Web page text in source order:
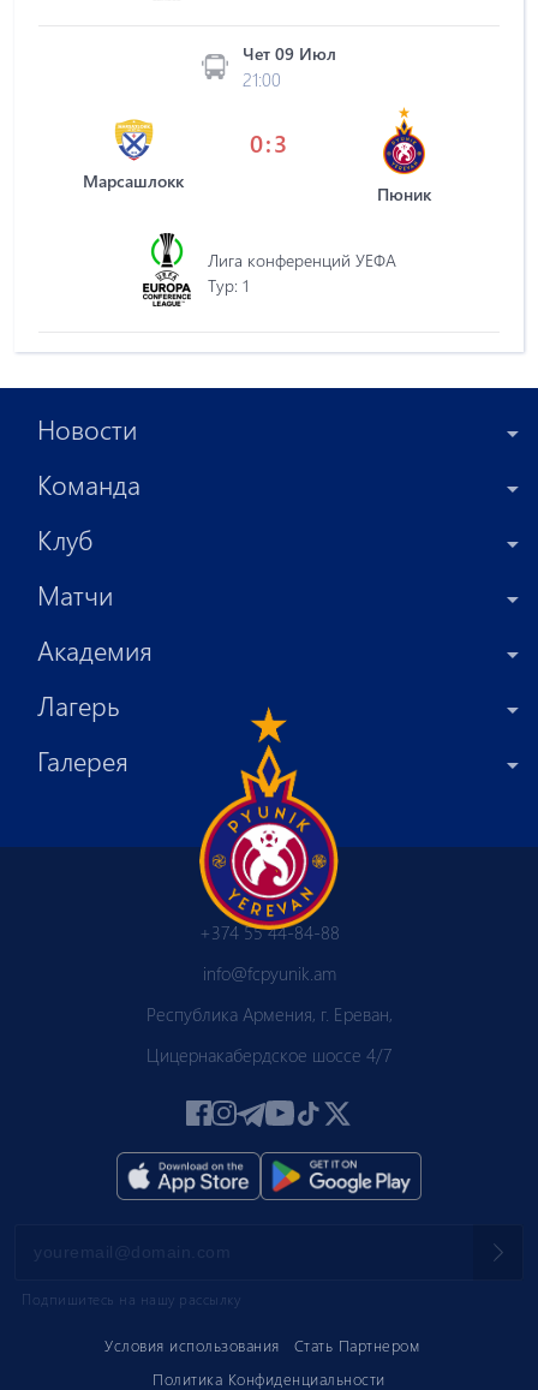
Чет 09 Июл
21:00
Марсашлокк
0:3
Пюник
Лига конференций УЕФА
Tур: 1
Новости
Команда
Клуб
Матчи
Академия
Лагерь
Галерея
Условия использования
Стать Партнером
Политика Конфиденциальности
+374 55 44-84-88
info@fcpyunik.am
Республика Армения, г. Ереван,
Цицернакабердское шоссе 4/7
Подпишитесь на нашу рассылку